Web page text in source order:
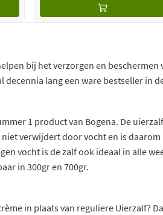
bij het verzorgen en
decennia lang een ware bestseller in
1 product van Bogena. De
verwijdert door vocht en is
vocht is de zalf ook ideaal in alle
in 300gr en 700gr.
in plaats van reguliere Uierzalf?